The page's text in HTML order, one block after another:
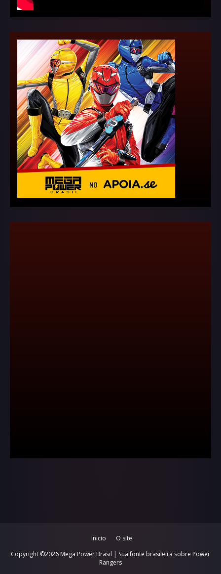
Inicio
O site
Copyright ©2026 Mega Power Brasil | Sua fonte brasileira sobre Power
Rangers